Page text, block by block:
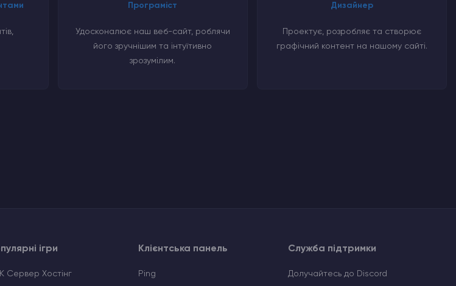
Програміст
Удосконалює наш веб-сайт, роблячи
його зручнішим та інтуїтивно
зрозумілим.
Дизайнер
Проектує, розробляє та створює
графічний контент на нашому сайті.
ігри
Сервер Хостінг
Клієнтська панель
Ping
Служба підтримки
Долучайтесь до Discord